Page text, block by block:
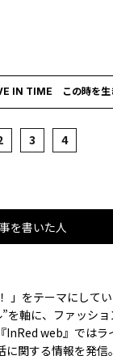
IN TIME この時を生
3 4
を書いた人
」をテーマにして
を軸に、ファッシ
InRed web』では
に関する情報を発